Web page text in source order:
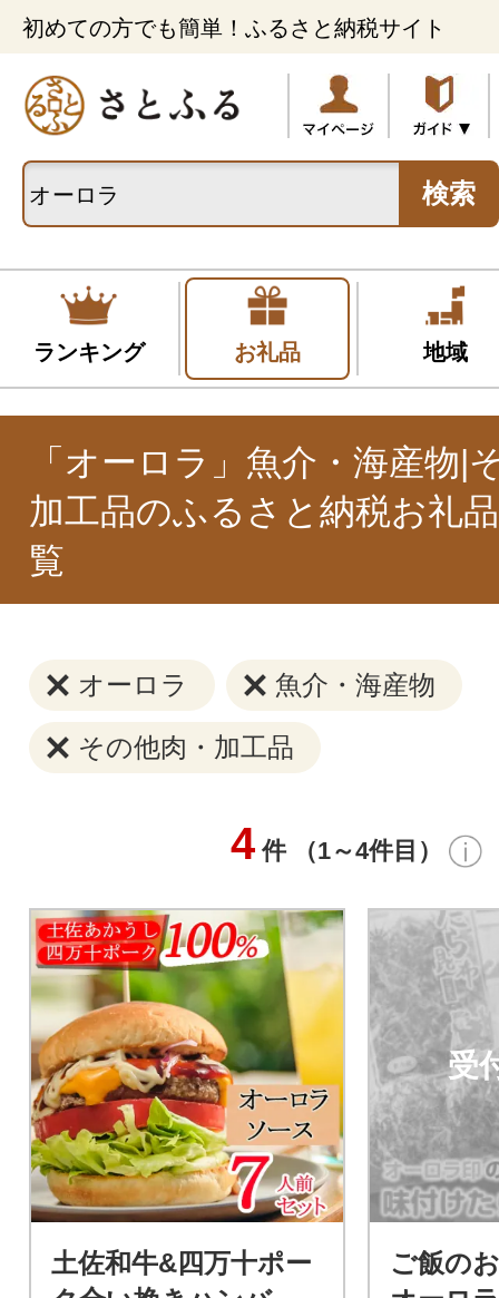
初めての方でも簡単！ふるさと納税サイト
検索
ランキング お礼品 地域
「オーロラ」魚介・海産物|
加工品のふるさと納税お礼
覧
オーロラ 魚介・海産物
その他肉・加工品
4 件 （1～4件目）
土佐和牛&四万十ポー
受
ご飯の